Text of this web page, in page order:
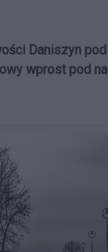
Daniszyn
wprost pod